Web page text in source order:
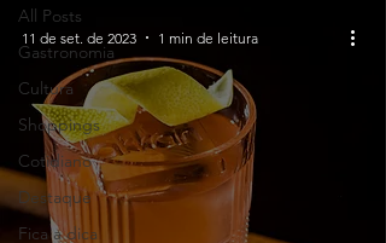
All Posts
Gastronomia
Cultura
Shoppings
Cotidiano
Destaque
Fica a dica
11 de set. de 2023 1 min de leitura